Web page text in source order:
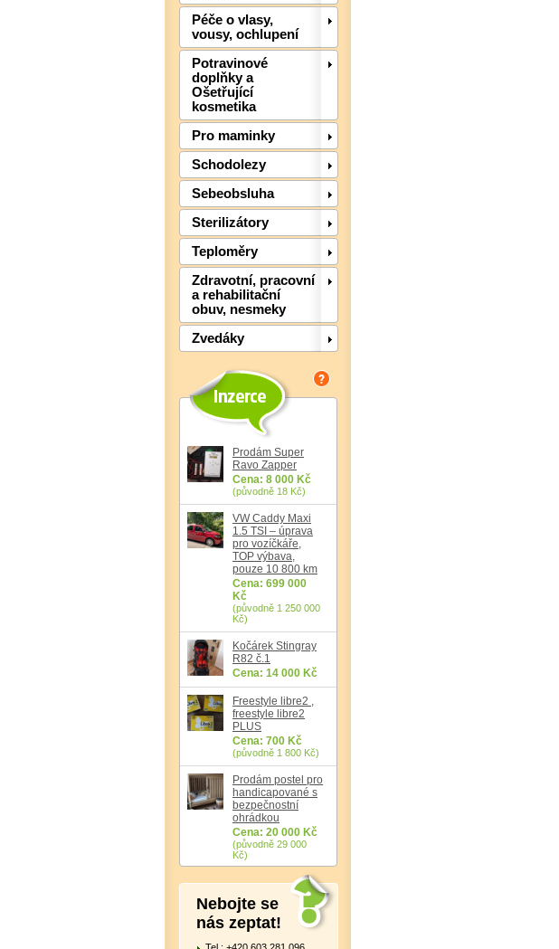
Péče o vlasy,
vousy, ochlupení
Potravinové
doplňky a
Ošetřující
kosmetika
Pro maminky
Schodolezy
Sebeobsluha
Sterilizátory
Teploměry
Zdravotní, pracovní
a rehabilitační
obuv, nesmeky
Zvedáky
Prodám Super
Ravo Zapper
Cena: 8 000 Kč
(původně 18 Kč)
VW Caddy Maxi
1.5 TSI – úprava
pro vozíčkáře,
TOP výbava,
pouze 10 800 km
Cena: 699 000
Kč
(původně 1 250 000
Kč)
Kočárek Stingray
R82 č.1
Cena: 14 000 Kč
Freestyle libre2 ,
freestyle libre2
PLUS
Cena: 700 Kč
(původně 1 800 Kč)
Prodám postel pro
handicapované s
bezpečnostní
ohrádkou
Cena: 20 000 Kč
(původně 29 000
Kč)
Nebojte se
nás zeptat!